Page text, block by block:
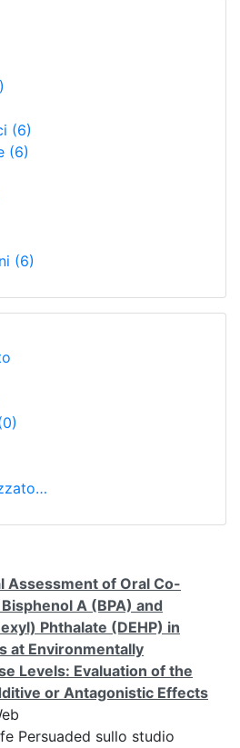
(6)
(6)
(6)
Assessment of Oral Co-
A (BPA) and
Phthalate (DEHP) in
at Environmentally
Levels: Evaluation of the
or Antagonistic Effects
Persuaded sullo studio